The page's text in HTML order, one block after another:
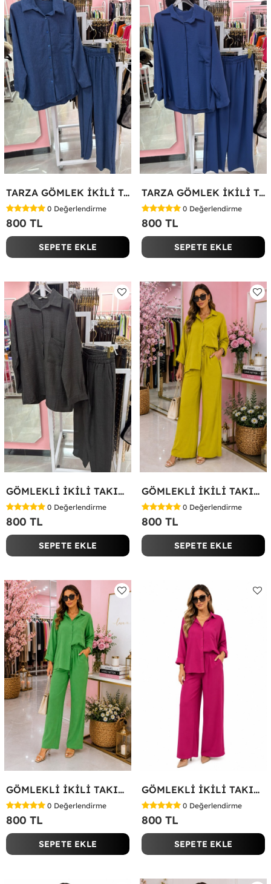
TARZA GÖMLEK İKİLİ TAKIM KOT KUMAŞ Mavi
0 Değerlendirme
800 TL
SEPETE EKLE
TARZA GÖMLEK İKİLİ TAKIM Lacivert
0 Değerlendirme
800 TL
SEPETE EKLE
GÖMLEKLİ İKİLİ TAKIM Siyah
0 Değerlendirme
800 TL
SEPETE EKLE
GÖMLEKLİ İKİLİ TAKIM Yağ Yeşili
0 Değerlendirme
800 TL
SEPETE EKLE
GÖMLEKLİ İKİLİ TAKIM Koyu Yeşil
0 Değerlendirme
800 TL
SEPETE EKLE
GÖMLEKLİ İKİLİ TAKIM Fuşya
0 Değerlendirme
800 TL
SEPETE EKLE